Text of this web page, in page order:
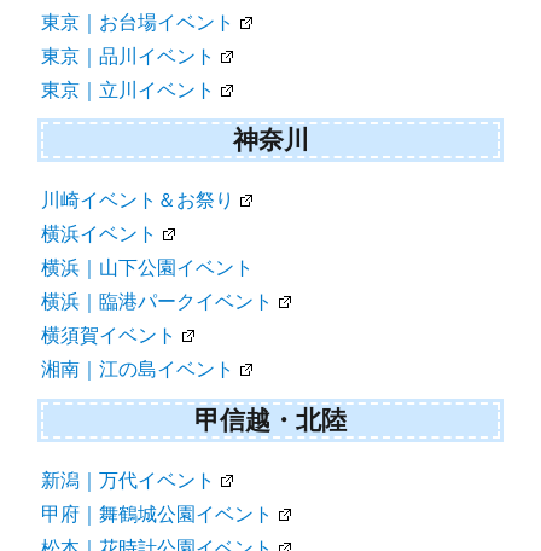
東京｜お台場イベント
東京｜品川イベント
東京｜立川イベント
神奈川
川崎イベント＆お祭り
横浜イベント
横浜｜山下公園イベント
横浜｜臨港パークイベント
横須賀イベント
湘南｜江の島イベント
甲信越・北陸
新潟｜万代イベント
甲府｜舞鶴城公園イベント